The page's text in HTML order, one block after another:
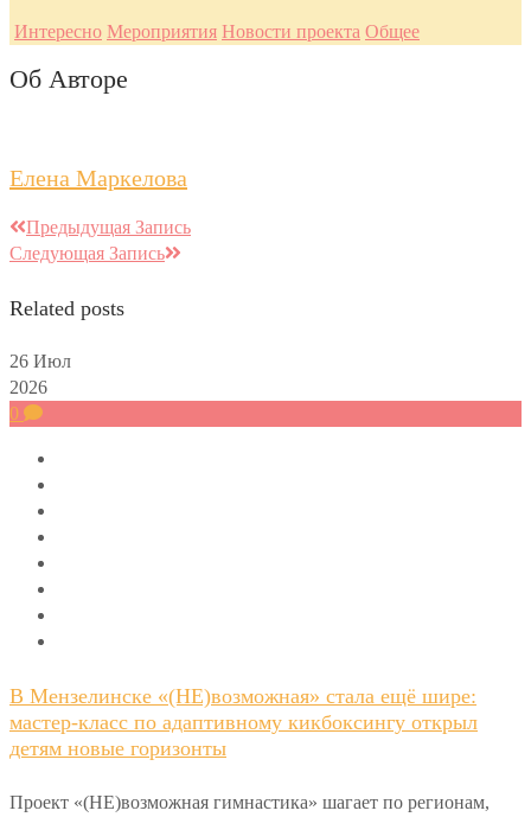
Интересно Мероприятия Новости проекта Общее
Об Авторе
Елена Маркелова
Предыдущая Запись
Следующая Запись
Related posts
26 Июл
2026
0
В Мензелинске «(НЕ)возможная» стала ещё шире:
мастер-класс по адаптивному кикбоксингу открыл
детям новые горизонты
Проект «(НЕ)возможная гимнастика» шагает по регионам,